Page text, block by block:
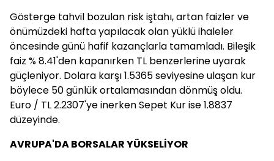
Gösterge tahvil bozulan risk iştahı, artan faizler ve
önümüzdeki hafta yapılacak olan yüklü ihaleler
öncesinde günü hafif kazançlarla tamamladı. Bileşik
faiz % 8.41'den kapanırken TL benzerlerine uyarak
güçleniyor. Dolara karşı 1.5365 seviyesine ulaşan kur
böylece 50 günlük ortalamasından dönmüş oldu.
Euro / TL 2.2307'ye inerken Sepet Kur ise 1.8837
düzeyinde.
AVRUPA'DA BORSALAR YÜKSELİYOR